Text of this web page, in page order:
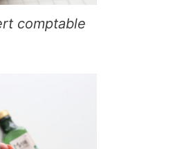
comptable